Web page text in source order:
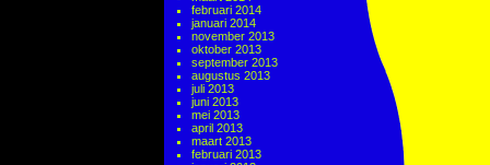
februari 2014
januari 2014
november 2013
oktober 2013
september 2013
augustus 2013
juli 2013
juni 2013
mei 2013
april 2013
maart 2013
februari 2013